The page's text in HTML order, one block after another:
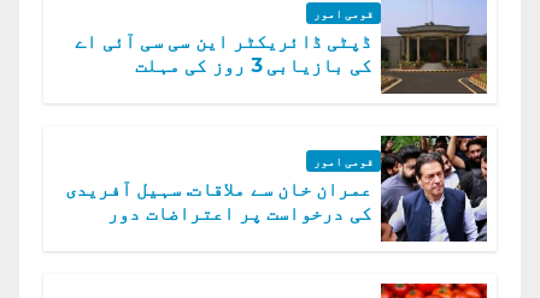
قومی امور
ڈپٹی ڈائریکٹر این سی سی آئی اے
کی بازیابی 3 روز کی مہلت
قومی امور
عمران خان سے ملاقات. سہیل آفریدی
کی درخواست پر اعتراضات دور